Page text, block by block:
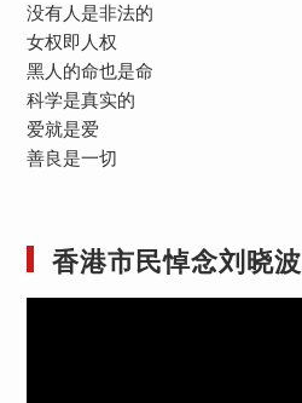
没有人是非法的
女权即人权
黑人的命也是命
科学是真实的
爱就是爱
善良是一切
香港市民悼念刘晓波